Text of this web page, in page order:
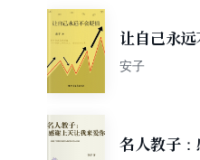
让自己永远
安子
名人教子：